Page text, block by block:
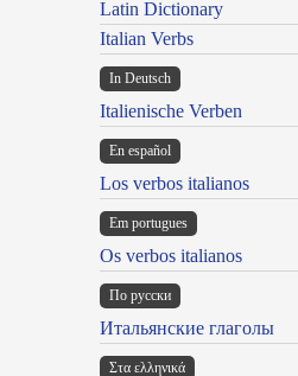
Latin Dictionary
Italian Verbs
In Deutsch
Italienische Verben
En español
Los verbos italianos
Em portugues
Os verbos italianos
По русски
Итальянские глаголы
Στα ελληνικά